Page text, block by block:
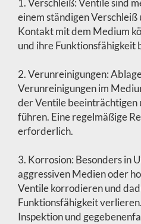
1. Verschleiß: Ventile sind
einem ständigen
Kontakt mit dem Medium
und ihre
2. Verunreinigungen:
Verunreinigungen im
der Ventile beeinträchtigen
führen. Eine regelmäßige
erforderlich.
3. Korrosion: Besonders in
aggressiven Medien oder
Ventile korrodieren und
Funktionsfähigkeit
Inspektion und